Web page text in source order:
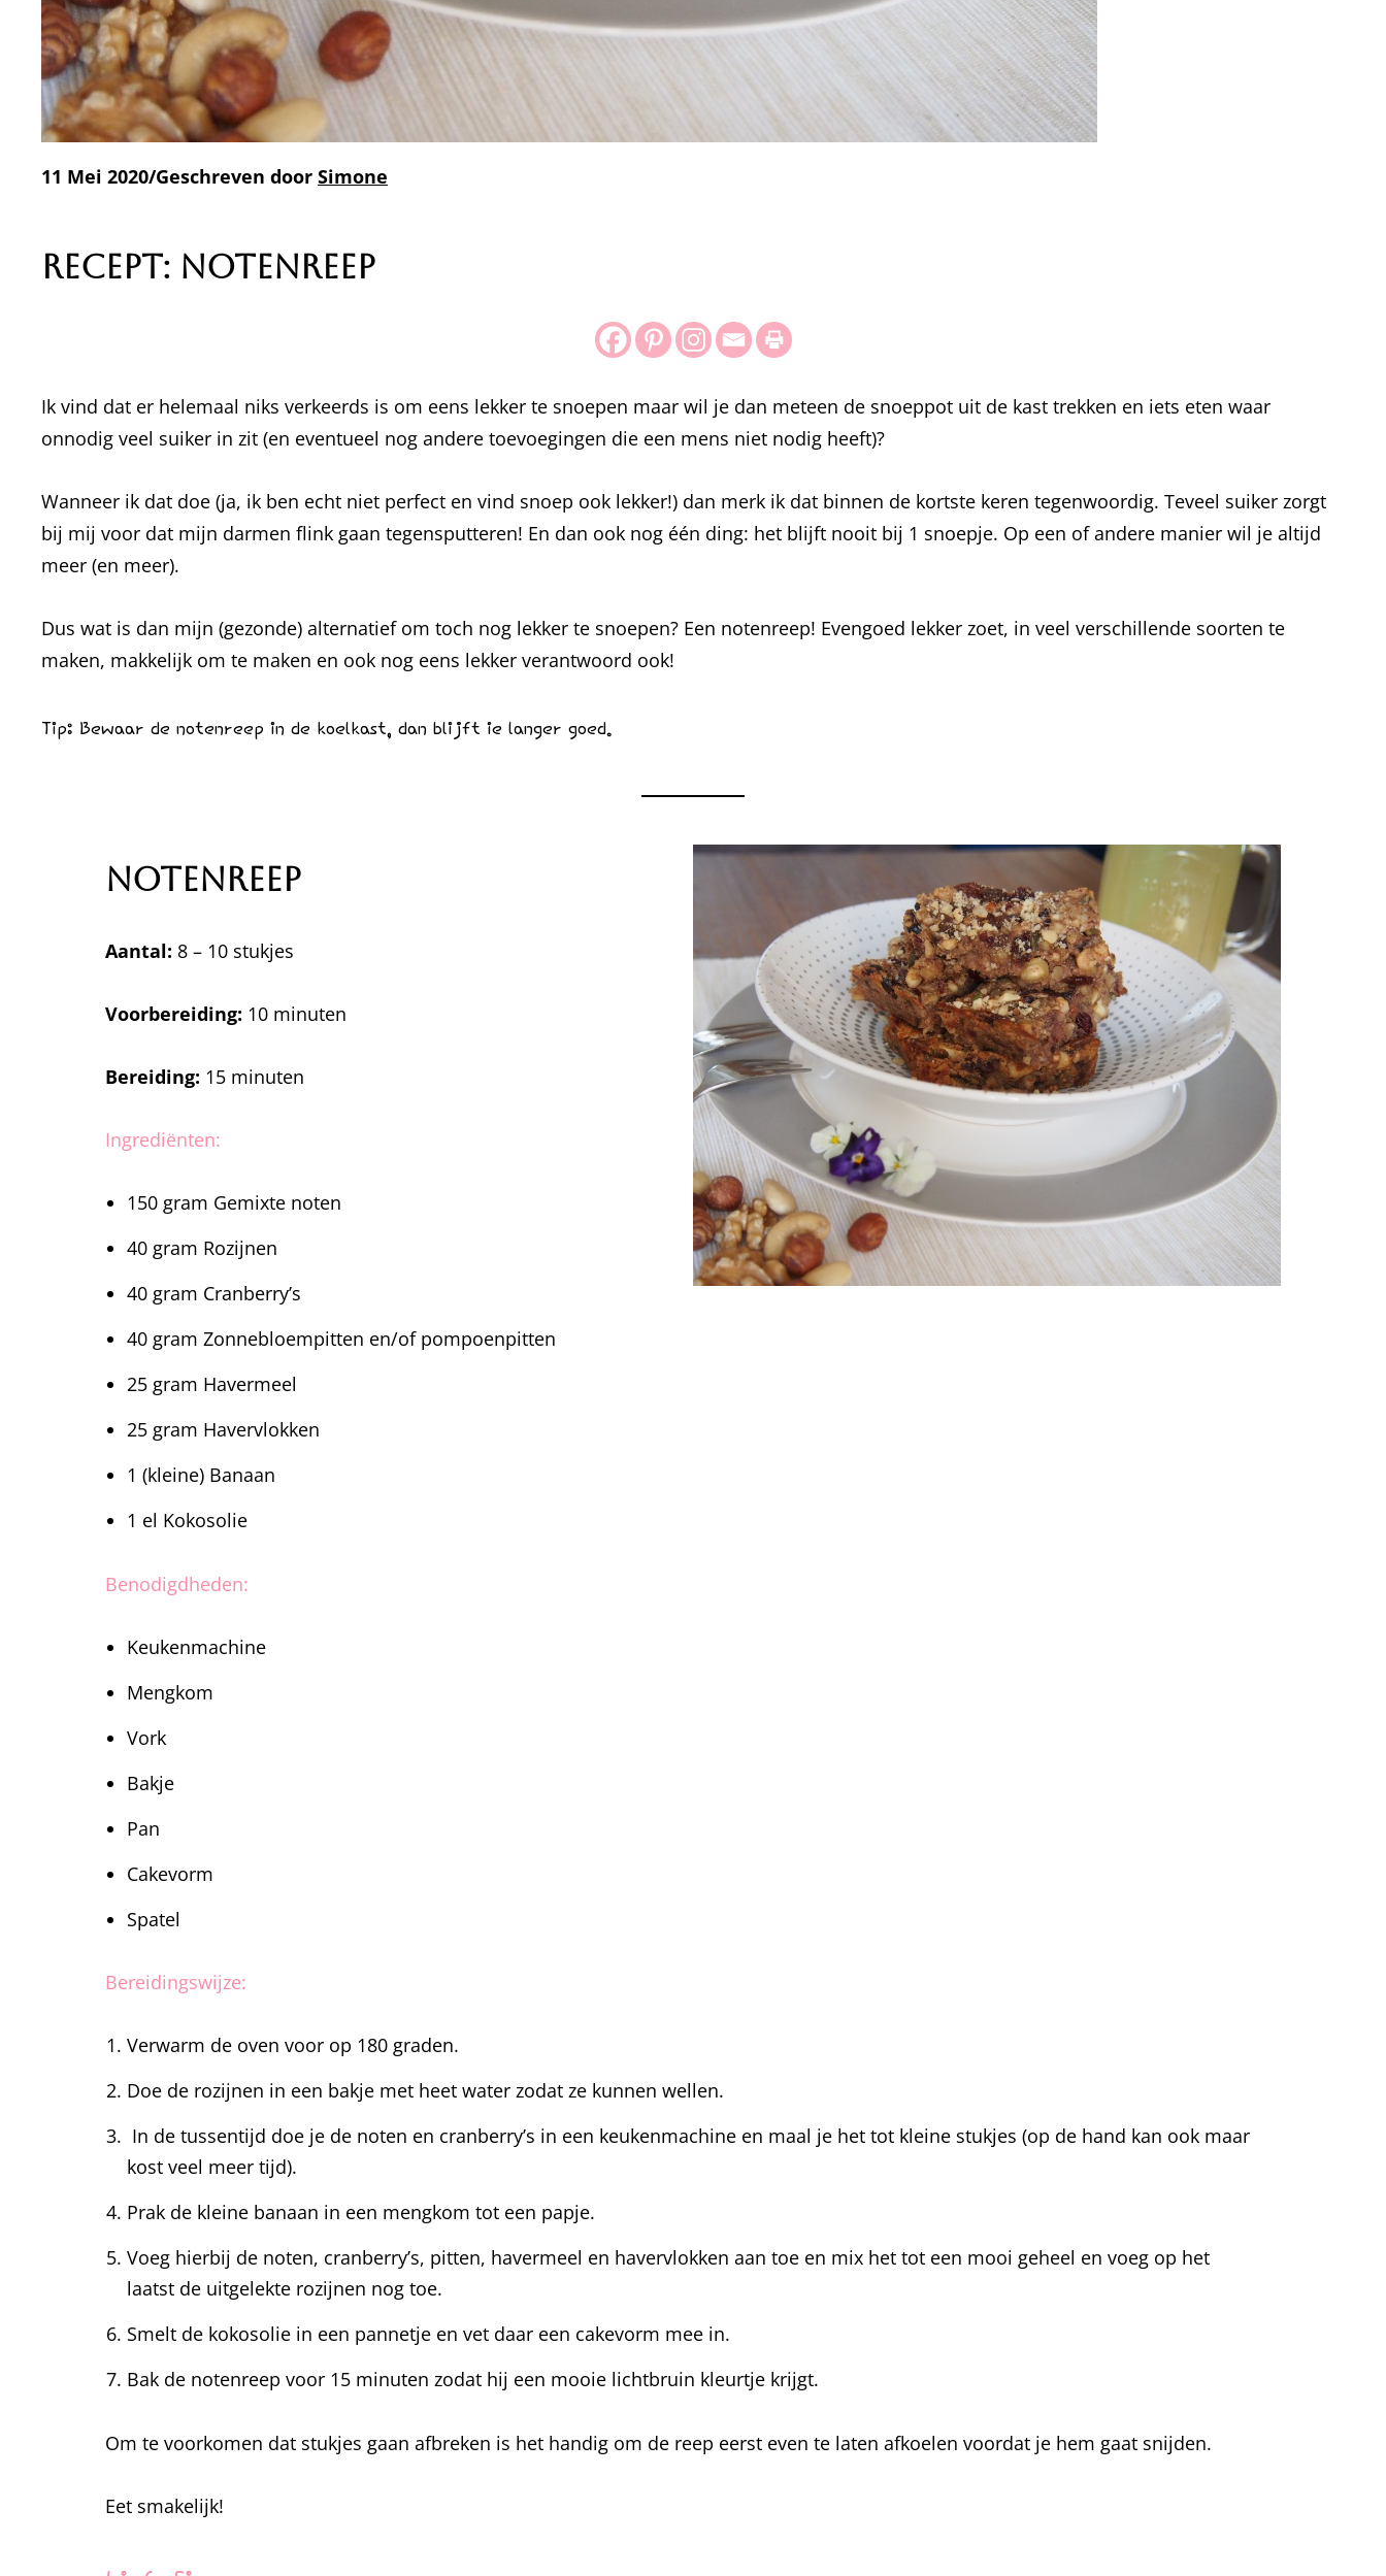
11 Mei 2020/Geschreven door Simone
Recept: Notenreep
Ik vind dat er helemaal niks verkeerds is om eens lekker te snoepen maar wil je dan meteen de snoeppot uit de kast trekken en iets eten waar
onnodig veel suiker in zit (en eventueel nog andere toevoegingen die een mens niet nodig heeft)?
Wanneer ik dat doe (ja, ik ben echt niet perfect en vind snoep ook lekker!) dan merk ik dat binnen de kortste keren tegenwoordig. Teveel suiker zorgt
bij mij voor dat mijn darmen flink gaan tegensputteren! En dan ook nog één ding: het blijft nooit bij 1 snoepje. Op een of andere manier wil je altijd
meer (en meer).
Dus wat is dan mijn (gezonde) alternatief om toch nog lekker te snoepen? Een notenreep! Evengoed lekker zoet, in veel verschillende soorten te
maken, makkelijk om te maken en ook nog eens lekker verantwoord ook!
Tip: Bewaar de notenreep in de koelkast, dan blijft ie langer goed.
Notenreep
Aantal: 8 – 10 stukjes
Voorbereiding: 10 minuten
Bereiding: 15 minuten
Ingrediënten:
150 gram Gemixte noten
40 gram Rozijnen
40 gram Cranberry’s
40 gram Zonnebloempitten en/of pompoenpitten
25 gram Havermeel
25 gram Havervlokken
1 (kleine) Banaan
1 el Kokosolie
Benodigdheden:
Keukenmachine
Mengkom
Vork
Bakje
Pan
Cakevorm
Spatel
Bereidingswijze:
Verwarm de oven voor op 180 graden.
Doe de rozijnen in een bakje met heet water zodat ze kunnen wellen.
In de tussentijd doe je de noten en cranberry’s in een keukenmachine en maal je het tot kleine stukjes (op de hand kan ook maar
kost veel meer tijd).
Prak de kleine banaan in een mengkom tot een papje.
Voeg hierbij de noten, cranberry’s, pitten, havermeel en havervlokken aan toe en mix het tot een mooi geheel en voeg op het
laatst de uitgelekte rozijnen nog toe.
Smelt de kokosolie in een pannetje en vet daar een cakevorm mee in.
Bak de notenreep voor 15 minuten zodat hij een mooie lichtbruin kleurtje krijgt.
Om te voorkomen dat stukjes gaan afbreken is het handig om de reep eerst even te laten afkoelen voordat je hem gaat snijden.
Eet smakelijk!